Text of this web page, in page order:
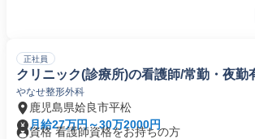
正社員
クリニック(診療所)の看護師/常勤・夜勤
やなせ整形外科
鹿児島県姶良市平松
月給27万円～30万2000円
資格 看護師資格をお持ちの方